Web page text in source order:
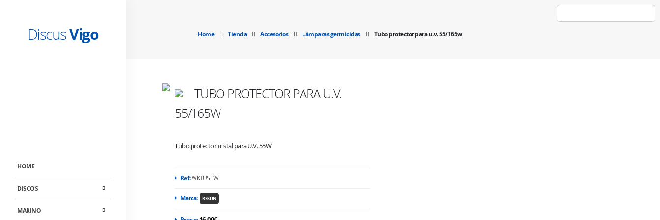
DiscusVigo
HOME
DISCOS
MARINO
Home Tienda Accesorios Lámparas germicidas Tubo protector para u.v. 55/165w
TUBO PROTECTOR PARA U.V.
55/165W
Tubo protector cristal para U.V. 55W
Ref:WKTU55W
Marca: RESUN